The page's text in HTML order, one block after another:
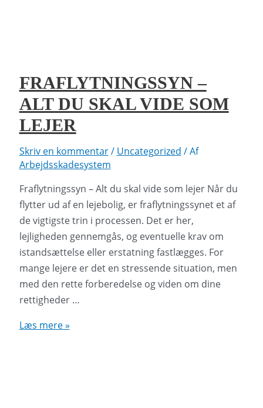
oplevelser
FRAFLYTNINGSSYN –
ALT DU SKAL VIDE SOM
LEJER
Skriv en kommentar/ Uncategorized / Af
Arbejdsskadesystem
Fraflytningssyn – Alt du skal vide som lejer Når du
flytter ud af en lejebolig, er fraflytningssynet et af
de vigtigste trin i processen. Det er her,
lejligheden gennemgås, og eventuelle krav om
istandsættelse eller erstatning fastlægges. For
mange lejere er det en stressende situation, men
med den rette forberedelse og viden om dine
rettigheder …
Fraflytningssyn
Læs mere »